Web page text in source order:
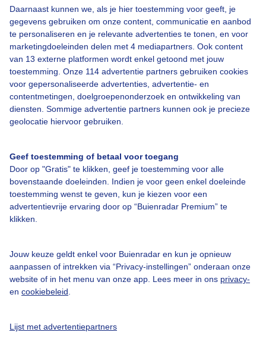
Daarnaast kunnen we, als je hier toestemming voor geeft, je
gegevens gebruiken om onze content, communicatie en aanbod
te personaliseren en je relevante advertenties te tonen, en voor
marketingdoeleinden delen met 4 mediapartners. Ook content
van 13 externe platformen wordt enkel getoond met jouw
toestemming. Onze 114 advertentie partners gebruiken cookies
voor gepersonaliseerde advertenties, advertentie- en
contentmetingen, doelgroepenonderzoek en ontwikkeling van
diensten. Sommige advertentie partners kunnen ook je precieze
geolocatie hiervoor gebruiken.
Geef toestemming of betaal voor toegang
Door op "Gratis" te klikken, geef je toestemming voor alle
bovenstaande doeleinden. Indien je voor geen enkel doeleinde
toestemming wenst te geven, kun je kiezen voor een
advertentievrije ervaring door op “Buienradar Premium” te
klikken.
Jouw keuze geldt enkel voor Buienradar en kun je opnieuw
aanpassen of intrekken via “Privacy-instellingen” onderaan onze
website of in het menu van onze app. Lees meer in ons privacy-
en cookiebeleid
Lijst met advertentiepartners
Over Buienradar
Bedrijfsgegevens
Veelgestelde vragen
Gebruikersvoorwaarden
Adverteren
Buienradar Team
Cookie beleid
Privacy instellingen
Gratis weerdata